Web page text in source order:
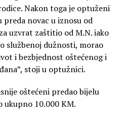
Nakon toga je optuženi
preda novac u iznosu od
uzvrat zaštitio od M.N. iako
službenoj dužnosti, morao
i bezbjednost oštećenog i
stoji u optužnici.
oštećeni predao bijelu
ukupno 10.000 КM.